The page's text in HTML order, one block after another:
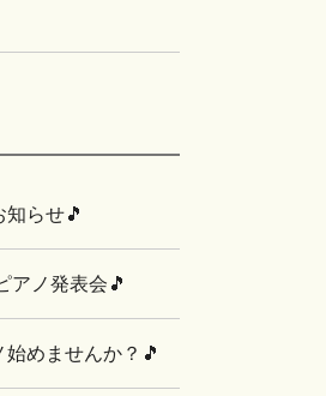
知らせ🎵
アノ発表会🎵
始めませんか？🎵